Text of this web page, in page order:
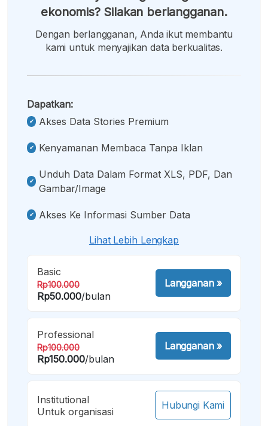
ekonomis? Silakan berlangganan.
Dengan berlangganan, Anda ikut membantu
kami untuk menyajikan data berkualitas.
Dapatkan:
Akses Data Stories Premium
Kenyamanan Membaca Tanpa Iklan
Unduh Data Dalam Format XLS, PDF, Dan
Gambar/image
Akses Ke Informasi Sumber Data
Lihat Lebih Lengkap
Basic
Rp100.000
Rp50.000/bulan
Langganan»
Professional
Rp100.000
Rp150.000/bulan
Langganan»
Institutional
Untuk organisasi
Hubungi Kami